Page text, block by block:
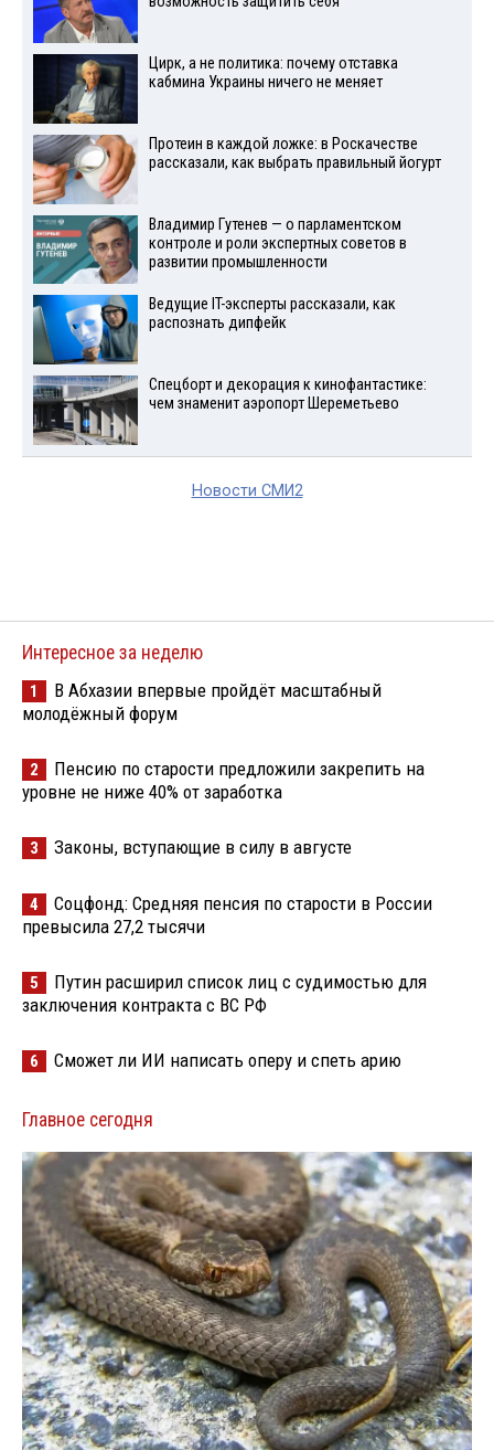
Цирк, а не политика: почему отставка
кабмина Украины ничего не меняет
Протеин в каждой ложке: в Роскачестве
рассказали, как выбрать правильный йогурт
Владимир Гутенев — о парламентском
контроле и роли экспертных советов в
развитии промышленности
Ведущие IT-эксперты рассказали, как
распознать дипфейк
Спецборт и декорация к кинофантастике:
чем знаменит аэропорт Шереметьево
Новости СМИ2
Интересное за неделю
1
В Абхазии впервые пройдёт масштабный
молодёжный форум
2
Пенсию по старости предложили закрепить на
уровне не ниже 40% от заработка
3 Законы, вступающие в силу в августе
4
Соцфонд: Средняя пенсия по старости в России
превысила 27,2 тысячи
5
Путин расширил список лиц с судимостью для
заключения контракта с ВС РФ
6 Сможет ли ИИ написать оперу и спеть арию
Главное сегодня